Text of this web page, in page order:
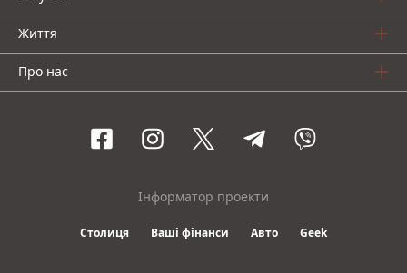
Життя
Про нас
Інформатор проекти
Столиця Ваші фінанси Авто Geek